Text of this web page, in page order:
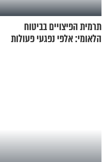
תרמית הפיצויים בביטוח
הלאומי: אלפי נפגעי פעולות